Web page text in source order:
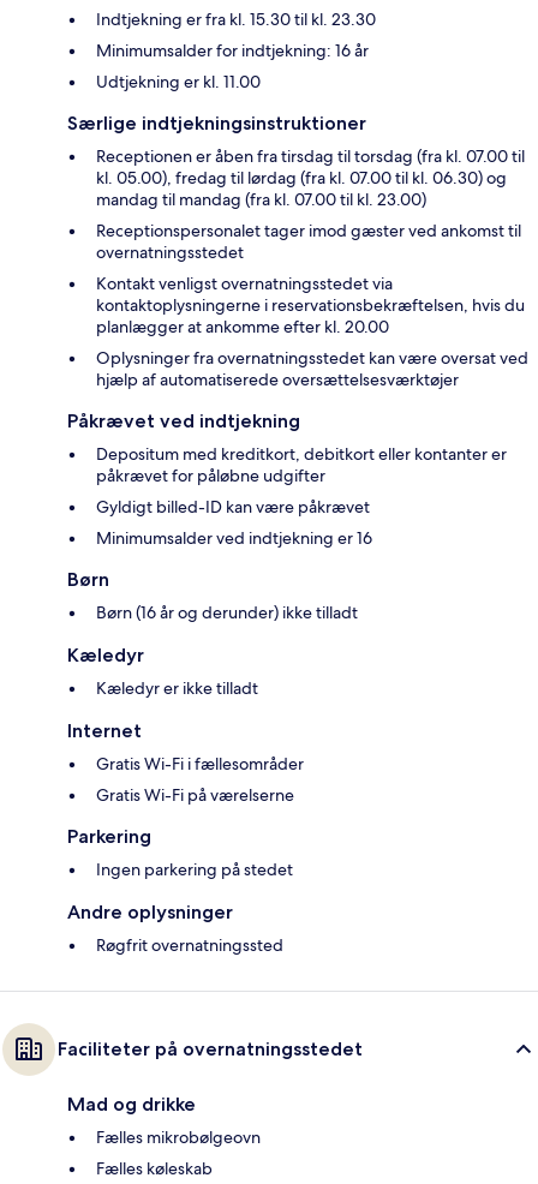
Indtjekning er fra kl. 15.30 til kl. 23.30
Minimumsalder for indtjekning: 16 år
Udtjekning er kl. 11.00
Særlige indtjekningsinstruktioner
Receptionen er åben fra tirsdag til torsdag (fra kl. 07.00 til
kl. 05.00), fredag til lørdag (fra kl. 07.00 til kl. 06.30) og
mandag til mandag (fra kl. 07.00 til kl. 23.00)
Receptionspersonalet tager imod gæster ved ankomst til
overnatningsstedet
Kontakt venligst overnatningsstedet via
kontaktoplysningerne i reservationsbekræftelsen, hvis du
planlægger at ankomme efter kl. 20.00
Oplysninger fra overnatningsstedet kan være oversat ved
hjælp af automatiserede oversættelsesværktøjer
Påkrævet ved indtjekning
Depositum med kreditkort, debitkort eller kontanter er
påkrævet for påløbne udgifter
Gyldigt billed-ID kan være påkrævet
Minimumsalder ved indtjekning er 16
Børn
Børn (16 år og derunder) ikke tilladt
Kæledyr
Kæledyr er ikke tilladt
Internet
Gratis Wi-Fi i fællesområder
Gratis Wi-Fi på værelserne
Parkering
Ingen parkering på stedet
Andre oplysninger
Røgfrit overnatningssted
Faciliteter på overnatningsstedet
Mad og drikke
Fælles mikrobølgeovn
Fælles køleskab